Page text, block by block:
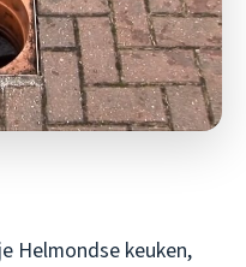
Helmondse keuken,